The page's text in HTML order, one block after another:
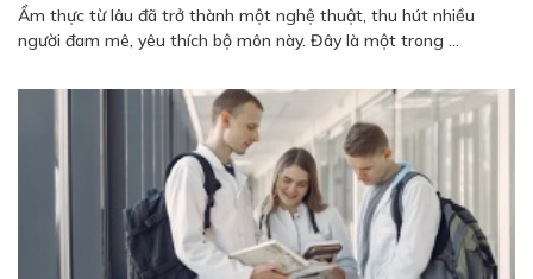
Ẩm thực từ lâu đã trở thành một nghệ thuật, thu hút nhiều
người đam mê, yêu thích bộ môn này. Đây là một trong ...